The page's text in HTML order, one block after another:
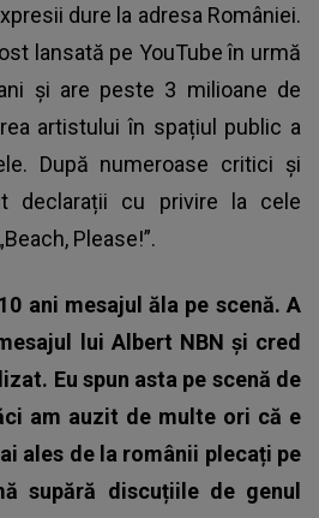
dure la adresa României.
lansată pe YouTube în urmă
și are peste 3 milioane de
artistului în spațiul public a
După numeroase critici și
declarații cu privire la cele
Please!”.
ani mesajul ăla pe scenă. A
lui Albert NBN și cred
Eu spun asta pe scenă de
am auzit de multe ori că e
ales de la românii plecați pe
supără discuțiile de genul